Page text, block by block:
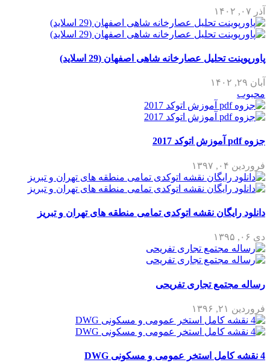
آذر ۰۷, ۱۴۰۲
پاورپوینت تحلیل عصارخانه شاهی اصفهان (29 اسلاید)
آبان ۲۹, ۱۴۰۲
محبوب
جزوه pdf آموزش اتوکد 2017
فروردین ۰۴, ۱۳۹۷
دانلود رایگان نقشه اتوکدی تمامی منطقه های تهران و تبریز
دی ۰۶, ۱۳۹۵
رساله مجتمع تجاری تفریحی
فروردین ۲۱, ۱۳۹۶
4 نقشه کامل استخر عمومی و مسکونی DWG